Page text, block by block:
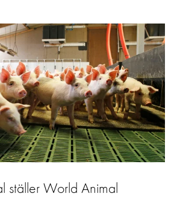
ställer World Animal